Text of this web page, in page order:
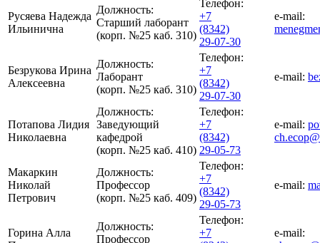
Русяева Надежда
Ильинична
Должность:
Старший лаборант
(корп. №25 каб. 310)
Телефон:
+7
(8342)
29-07-30
e-mail:
Безрукова Ирина
Алексеевна
Должность:
Лаборант
(корп. №25 каб. 310)
Телефон:
+7
(8342)
29-07-30
e-mail:
Потапова Лидия
Николаевна
Должность:
Заведующий
кафедрой
(корп. №25 каб. 410)
Телефон:
+7
(8342)
29-05-73
e-mail:
Макаркин
Николай
Петрович
Должность:
Профессор
(корп. №25 каб. 409)
Телефон:
+7
(8342)
29-05-73
e-mail:
Горина Алла
Должность:
Профессор
Телефон:
+7
e-mail: